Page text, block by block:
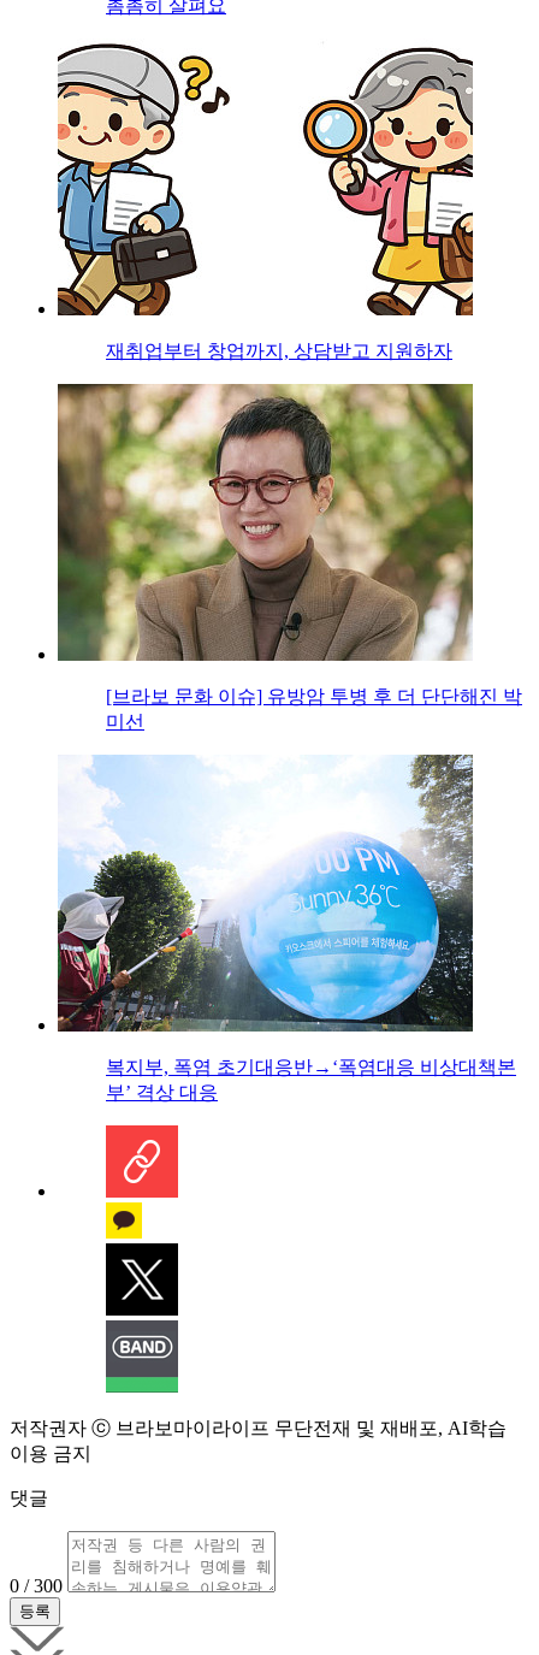
촘촘히 살펴요
재취업부터 창업까지, 상담받고 지원하자
[브라보 문화 이슈] 유방암 투병 후 더 단단해진 박
미선
복지부, 폭염 초기대응반→‘폭염대응 비상대책본
부’ 격상 대응
저작권자 ⓒ 브라보마이라이프 무단전재 및 재배포, AI학습
이용 금지
댓글
0 / 300